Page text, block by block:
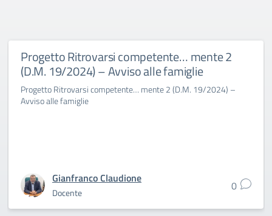
Progetto Ritrovarsi competente… mente 2
(D.M. 19/2024) – Avviso alle famiglie
Progetto Ritrovarsi competente… mente 2 (D.M. 19/2024) –
Avviso alle famiglie
Gianfranco Claudione
Docente 0